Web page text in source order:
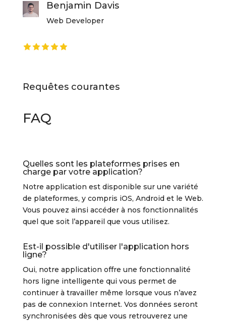
Benjamin Davis
Web Developer
Requêtes courantes
FAQ
Quelles sont les plateformes prises en
charge par votre application?
Notre application est disponible sur une variété
de plateformes, y compris iOS, Android et le Web.
Vous pouvez ainsi accéder à nos fonctionnalités
quel que soit l’appareil que vous utilisez.
Est-il possible d'utiliser l'application hors
ligne?
Oui, notre application offre une fonctionnalité
hors ligne intelligente qui vous permet de
continuer à travailler même lorsque vous n’avez
pas de connexion Internet. Vos données seront
synchronisées dès que vous retrouverez une